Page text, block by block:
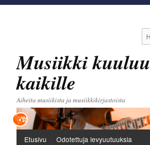
Musiikki kuuluu
kaikille
Aiheita musiikista ja musiikkikirjastoista
Päävalikko
Etusivu
Odotettuja levyuutuuksia